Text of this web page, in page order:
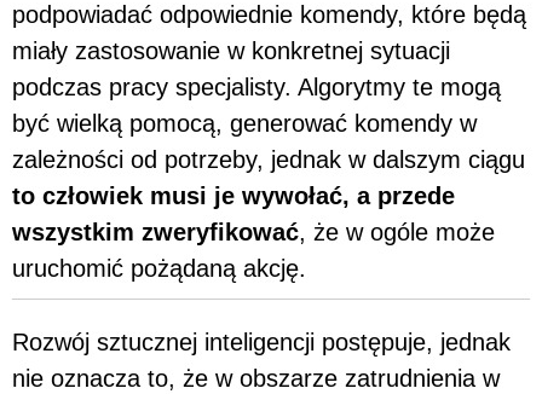
podpowiadać odpowiednie komendy, które będą
miały zastosowanie w konkretnej sytuacji
podczas pracy specjalisty. Algorytmy te mogą
być wielką pomocą, generować komendy w
zależności od potrzeby, jednak w dalszym ciągu
to człowiek musi je wywołać, a przede
wszystkim zweryfikować, że w ogóle może
uruchomić pożądaną akcję.
Rozwój sztucznej inteligencji postępuje, jednak
nie oznacza to, że w obszarze zatrudnienia w